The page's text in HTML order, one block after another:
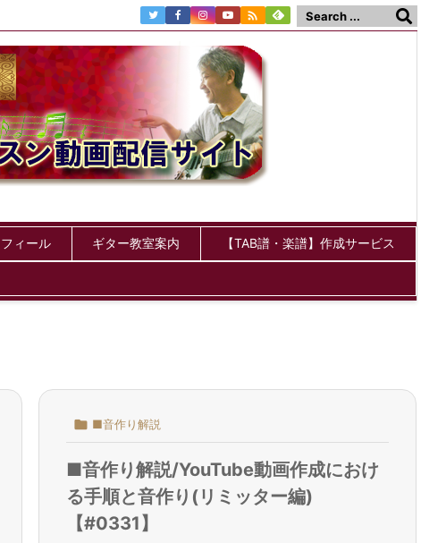
ィール ギター教室案内 【TAB譜・楽譜】作成サービス

 ■音作り解説
■音作り解説/YouTube動画作成におけ
る手順と音作り(リミッター編)
【#0331】